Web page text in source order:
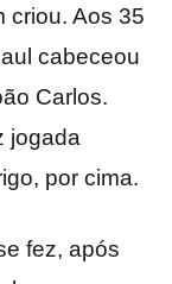
criou. Aos 35
cabeceou
Carlos.
jogada
por cima.
fez, após